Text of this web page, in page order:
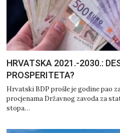
HRVATSKA 2021.-2030.:
PROSPERITETA?
Hrvatski BDP prošle je godine pao
procjenama Državnog zavoda za
stopa…